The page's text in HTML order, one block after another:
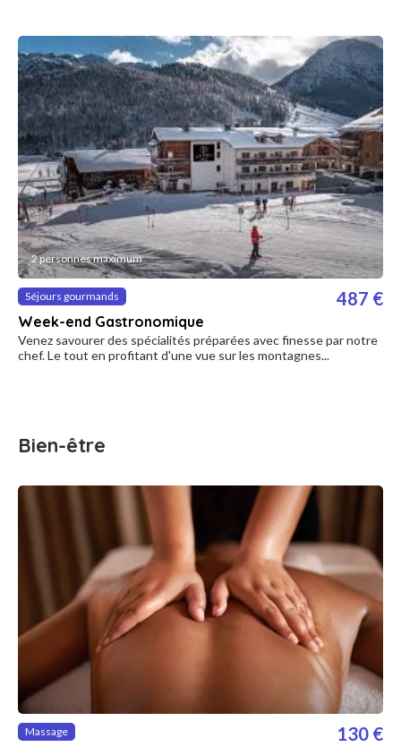
2 personnes maximum
Séjours gourmands
Week-end Gastronomique
487 €
Venez savourer des spécialités préparées avec finesse par notre
chef. Le tout en profitant d'une vue sur les montagnes...
Bien-être
Massage 130 €